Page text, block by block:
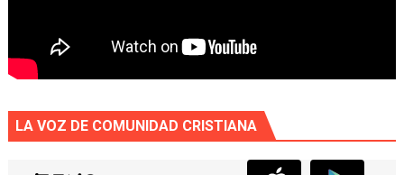
LA VOZ DE COMUNIDAD CRISTIANA